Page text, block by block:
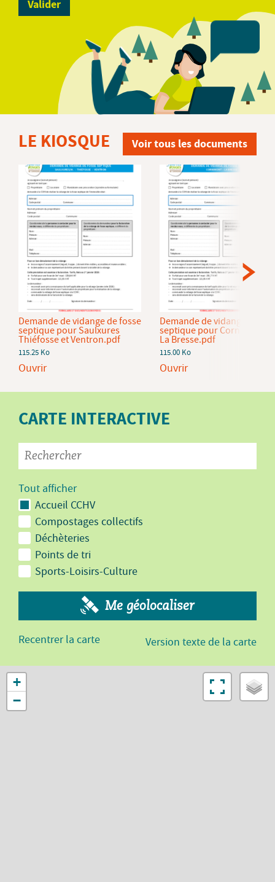
LE KIOSQUE Voir tous les documents
Demande de vidange de fosse
septique pour Saulxures
Thiéfosse et Ventron.pdf
115.25 Ko
Ouvrir
Demande de vidange de
septique pour Cornimont et
La Bresse.pdf
115.00 Ko
Ouvrir
CARTE INTERACTIVE
Tout afficher
Accueil CCHV
Compostages collectifs
Déchèteries
Points de tri
Sports-Loisirs-Culture
Me géolocaliser
Recentrer la carte Version texte de la carte
+
−